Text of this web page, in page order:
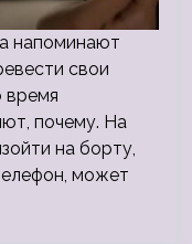
напоминают
свои
время
почему. На
на борту,
может